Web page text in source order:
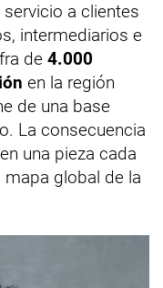
a clientes
intermediarios e
de 4.000
en la región
de una base
La consecuencia
una pieza cada
global de la